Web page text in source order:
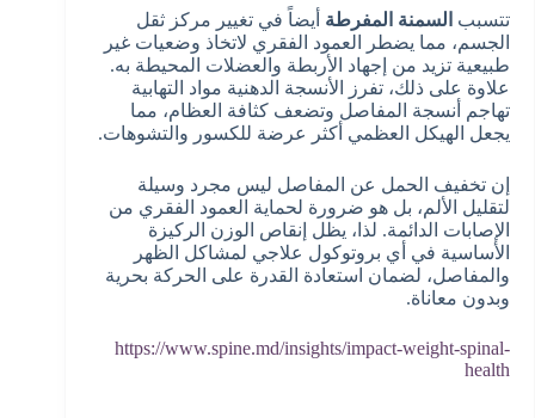
تتسبب السمنة المفرطة أيضاً في تغيير مركز ثقل
الجسم، مما يضطر العمود الفقري لاتخاذ وضعيات غير
طبيعية تزيد من إجهاد الأربطة والعضلات المحيطة به.
علاوة على ذلك، تفرز الأنسجة الدهنية مواد التهابية
تهاجم أنسجة المفاصل وتضعف كثافة العظام، مما
يجعل الهيكل العظمي أكثر عرضة للكسور والتشوهات.
إن تخفيف الحمل عن المفاصل ليس مجرد وسيلة
لتقليل الألم، بل هو ضرورة لحماية العمود الفقري من
الإصابات الدائمة. لذا، يظل إنقاص الوزن الركيزة
الأساسية في أي بروتوكول علاجي لمشاكل الظهر
والمفاصل، لضمان استعادة القدرة على الحركة بحرية
وبدون معاناة.
https://www.spine.md/insights/impact-weight-spinal-
health